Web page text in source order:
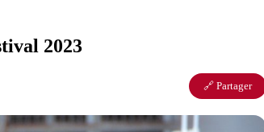
2023
🔗 Partager